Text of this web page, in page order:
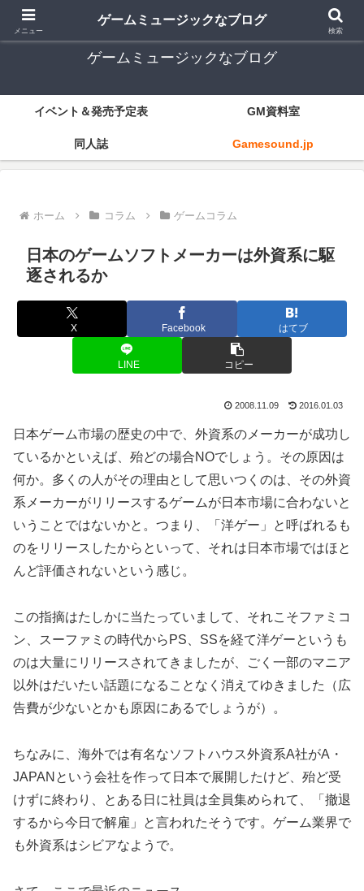
ゲーム音楽とレトロゲー中心
ゲームミュージックなブログ
イベント＆発売予定表 GM資料室
同人誌 Gamesound.jp
ホーム コラム ゲームコラム
日本のゲームソフトメーカーは外資系に駆
逐されるか
X Facebook はてブ
LINE コピー
2008.11.09 2016.01.03
日本ゲーム市場の歴史の中で、外資系のメーカーが成功し
ているかといえば、殆どの場合NOでしょう。その原因は
何か。多くの人がその理由として思いつくのは、その外資
系メーカーがリリースするゲームが日本市場に合わないと
いうことではないかと。つまり、「洋ゲー」と呼ばれるも
のをリリースしたからといって、それは日本市場ではほと
んど評価されないという感じ。
この指摘はたしかに当たっていまして、それこそファミコ
ン、スーファミの時代からPS、SSを経て洋ゲーというも
のは大量にリリースされてきましたが、ごく一部のマニア
以外はだいたい話題になることなく消えてゆきました（広
告費が少ないとかも原因にあるでしょうが）。
ちなみに、海外では有名なソフトハウス外資系A社がA・
JAPANという会社を作って日本で展開したけど、殆ど受
けずに終わり、とある日に社員は全員集められて、「撤退
するから今日で解雇」と言われたそうです。ゲーム業界で
も外資系はシビアなようで。
メニュー
ゲームミュージックなブログ
検索